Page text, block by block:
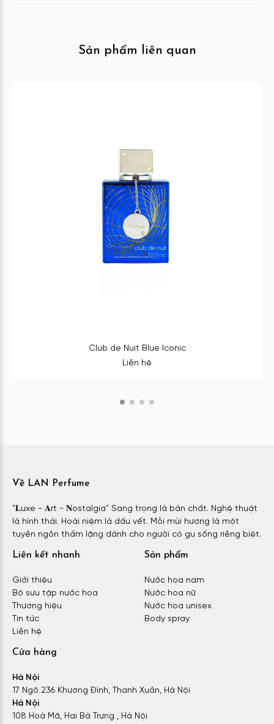
Sản phẩm liên quan
Club de Nuit Blue Iconic
Liên hệ
Về LAN Perfume
"𝐋uxe - 𝐀rt - 𝐍ostalgia" Sang trọng là bản chất. Nghệ thuật
là hình thái. Hoài niệm là dấu vết. Mỗi mùi hương là một
tuyên ngôn thầm lặng dành cho người có gu sống riêng biệt.
Liên kết nhanh
Giới thiệu
Bộ sưu tập nước hoa
Thương hiệu
Tin tức
Liên hệ
Sản phẩm
Nước hoa nam
Nước hoa nữ
Nước hoa unisex
Body spray
Cửa hàng
Hà Nội
17 Ngõ 236 Khương Đình, Thanh Xuân, Hà Nội
Hà Nội
108 Hoà Mã, Hai Bà Trưng , Hà Nội